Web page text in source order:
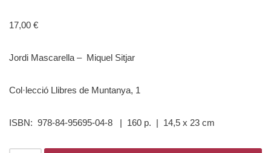
17,00 €
Jordi Mascarella – Miquel Sitjar
Col·lecció Llibres de Muntanya, 1
ISBN: 978-84-95695-04-8 | 160 p. | 14,5 x 23 cm